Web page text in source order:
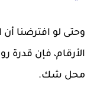
وحتى لو افترضنا أن
الأرقام، فإن
محل شك.